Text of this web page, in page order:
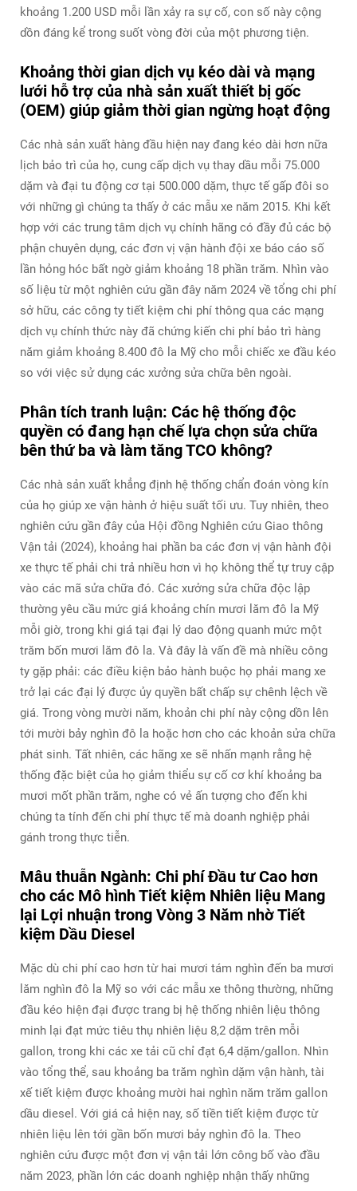
khoảng 1.200 USD mỗi lần xảy ra sự cố, con số này cộng
dồn đáng kể trong suốt vòng đời của một phương tiện.
Khoảng thời gian dịch vụ kéo dài và mạng
lưới hỗ trợ của nhà sản xuất thiết bị gốc
(OEM) giúp giảm thời gian ngừng hoạt động
Các nhà sản xuất hàng đầu hiện nay đang kéo dài hơn nữa
lịch bảo trì của họ, cung cấp dịch vụ thay dầu mỗi 75.000
dặm và đại tu động cơ tại 500.000 dặm, thực tế gấp đôi so
với những gì chúng ta thấy ở các mẫu xe năm 2015. Khi kết
hợp với các trung tâm dịch vụ chính hãng có đầy đủ các bộ
phận chuyên dụng, các đơn vị vận hành đội xe báo cáo số
lần hỏng hóc bất ngờ giảm khoảng 18 phần trăm. Nhìn vào
số liệu từ một nghiên cứu gần đây năm 2024 về tổng chi phí
sở hữu, các công ty tiết kiệm chi phí thông qua các mạng
dịch vụ chính thức này đã chứng kiến chi phí bảo trì hàng
năm giảm khoảng 8.400 đô la Mỹ cho mỗi chiếc xe đầu kéo
so với việc sử dụng các xưởng sửa chữa bên ngoài.
Phân tích tranh luận: Các hệ thống độc
quyền có đang hạn chế lựa chọn sửa chữa
bên thứ ba và làm tăng TCO không?
Các nhà sản xuất khẳng định hệ thống chẩn đoán vòng kín
của họ giúp xe vận hành ở hiệu suất tối ưu. Tuy nhiên, theo
nghiên cứu gần đây của Hội đồng Nghiên cứu Giao thông
Vận tải (2024), khoảng hai phần ba các đơn vị vận hành đội
xe thực tế phải chi trả nhiều hơn vì họ không thể tự truy cập
vào các mã sửa chữa đó. Các xưởng sửa chữa độc lập
thường yêu cầu mức giá khoảng chín mươi lăm đô la Mỹ
mỗi giờ, trong khi giá tại đại lý dao động quanh mức một
trăm bốn mươi lăm đô la. Và đây là vấn đề mà nhiều công
ty gặp phải: các điều kiện bảo hành buộc họ phải mang xe
trở lại các đại lý được ủy quyền bất chấp sự chênh lệch về
giá. Trong vòng mười năm, khoản chi phí này cộng dồn lên
tới mười bảy nghìn đô la hoặc hơn cho các khoản sửa chữa
phát sinh. Tất nhiên, các hãng xe sẽ nhấn mạnh rằng hệ
thống đặc biệt của họ giảm thiểu sự cố cơ khí khoảng ba
mươi mốt phần trăm, nghe có vẻ ấn tượng cho đến khi
chúng ta tính đến chi phí thực tế mà doanh nghiệp phải
gánh trong thực tiễn.
Mâu thuẫn Ngành: Chi phí Đầu tư Cao hơn
cho các Mô hình Tiết kiệm Nhiên liệu Mang
lại Lợi nhuận trong Vòng 3 Năm nhờ Tiết
kiệm Dầu Diesel
Mặc dù chi phí cao hơn từ hai mươi tám nghìn đến ba mươi
lăm nghìn đô la Mỹ so với các mẫu xe thông thường, những
đầu kéo hiện đại được trang bị hệ thống nhiên liệu thông
minh lại đạt mức tiêu thụ nhiên liệu 8,2 dặm trên mỗi
gallon, trong khi các xe tải cũ chỉ đạt 6,4 dặm/gallon. Nhìn
vào tổng thể, sau khoảng ba trăm nghìn dặm vận hành, tài
xế tiết kiệm được khoảng mười hai nghìn năm trăm gallon
dầu diesel. Với giá cả hiện nay, số tiền tiết kiệm được từ
nhiên liệu lên tới gần bốn mươi bảy nghìn đô la. Theo
nghiên cứu được một đơn vị vận tải lớn công bố vào đầu
năm 2023, phần lớn các doanh nghiệp nhận thấy những